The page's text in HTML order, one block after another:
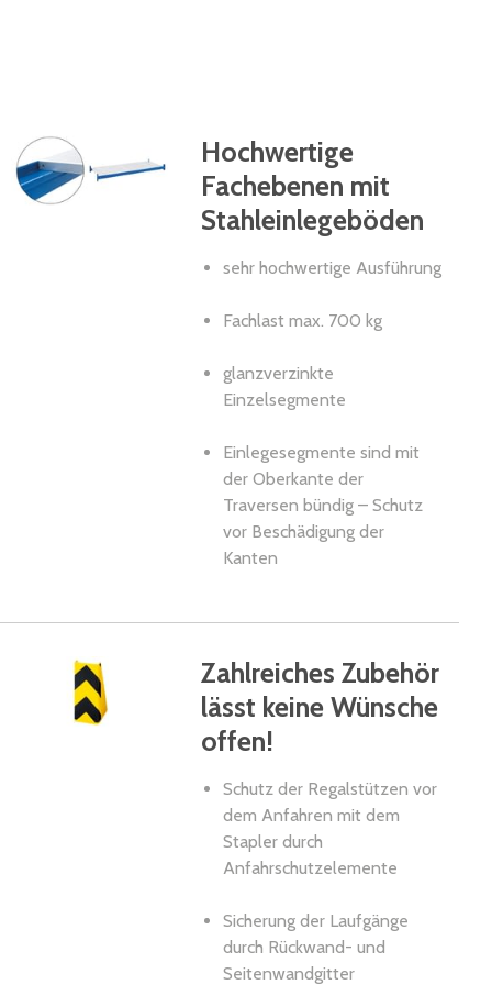
Hochwertige
Fachebenen mit
Stahleinlegeböden
sehr hochwertige Ausführung
Fachlast max. 700 kg
glanzverzinkte
Einzelsegmente
Einlegesegmente sind mit
der Oberkante der
Traversen bündig – Schutz
vor Beschädigung der
Kanten
Zahlreiches Zubehör
lässt keine Wünsche
offen!
Schutz der Regalstützen vor
dem Anfahren mit dem
Stapler durch
Anfahrschutzelemente
Sicherung der Laufgänge
durch Rückwand- und
Seitenwandgitter